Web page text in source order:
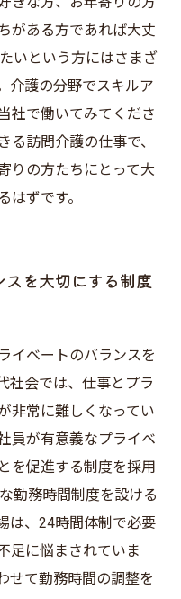
がある方であれば大丈
いという方にはさまざ
介護の分野でスキルア
社で働いてみてくださ
る訪問介護の仕事で、
りの方たちにとって大
ずです。
を大切にする制度
イベートのバランスを
社会では、仕事とプラ
非常に難しくなってい
員が有意義なプライベ
を促進する制度を採用
勤務時間制度を設ける
は、24時間体制で必要
足に悩まされていま
せて勤務時間の調整を